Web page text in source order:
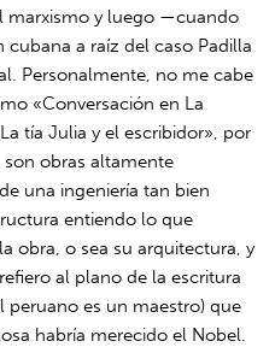
marxismo y luego —cuando
a raíz del caso Padilla
Personalmente, no me cabe
«Conversación en La
tía Julia y el escribidor», por
obras altamente
una ingeniería tan bien
entiendo lo que
obra, o sea su arquitectura, y
al plano de la escritura
peruano es un maestro) que
habría merecido el Nobel.